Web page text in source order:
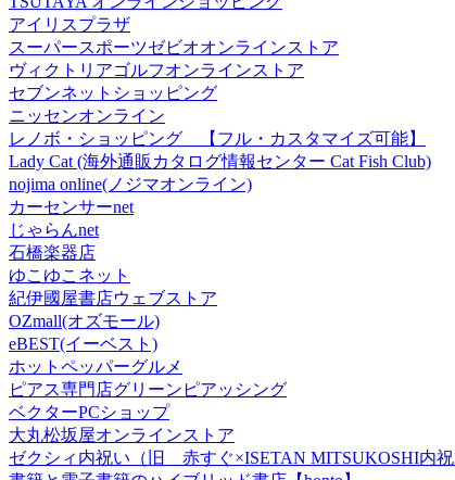
アイリスプラザ
スーパースポーツゼビオオンラインストア
ヴィクトリアゴルフオンラインストア
セブンネットショッピング
ニッセンオンライン
レノボ・ショッピング 【フル・カスタマイズ可能】
Lady Cat (海外通販カタログ情報センター Cat Fish Club)
nojima online(ノジマオンライン)
カーセンサーnet
じゃらんnet
石橋楽器店
ゆこゆこネット
紀伊國屋書店ウェブストア
OZmall(オズモール)
eBEST(イーベスト)
ホットペッパーグルメ
ピアス専門店グリーンピアッシング
ベクターPCショップ
大丸松坂屋オンラインストア
ゼクシィ内祝い（旧 赤すぐ×ISETAN MITSUKOSHI内祝